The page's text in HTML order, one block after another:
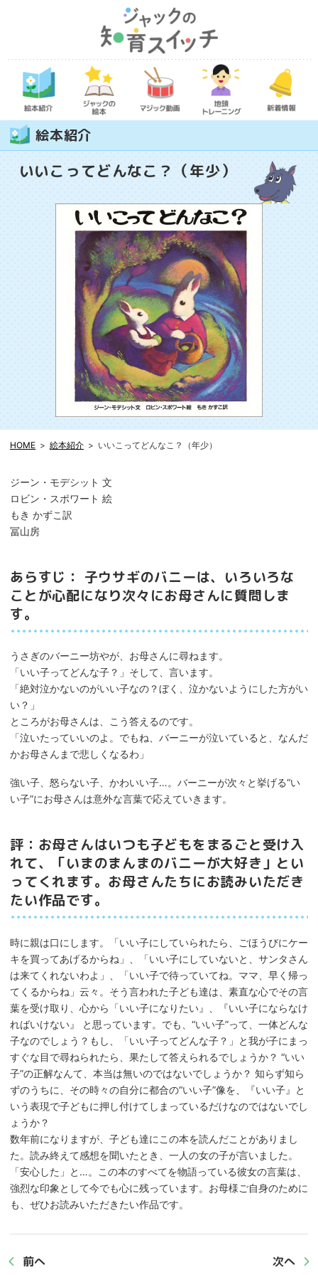
絵本紹介
いいこってどんなこ？（年少）
HOME 絵本紹介 いいこってどんなこ？（年少）
ジーン・モデシット 文
ロビン・スポワート 絵
もき かずこ訳
冨山房
あらすじ： 子ウサギのバニーは、いろいろな
ことが心配になり次々にお母さんに質問しま
す。
うさぎのバーニー坊やが、お母さんに尋ねます。
「いい子ってどんな子？」そして、言います。
「絶対泣かないのがいい子なの？ぼく、泣かないようにした方がい
い？」
ところがお母さんは、こう答えるのです。
「泣いたっていいのよ。でもね、バーニーが泣いていると、なんだ
かお母さんまで悲しくなるわ」
強い子、怒らない子、かわいい子…。バーニーが次々と挙げる“い
い子”にお母さんは意外な言葉で応えていきます。
評：お母さんはいつも子どもをまるごと受け入
れて、「いまのまんまのバニーが大好き」とい
ってくれます。お母さんたちにお読みいただき
たい作品です。
時に親は口にします。「いい子にしていられたら、ごほうびにケー
キを買ってあげるからね」、「いい子にしていないと、サンタさん
は来てくれないわよ」、「いい子で待っていてね。ママ、早く帰っ
てくるからね」云々。そう言われた子ども達は、素直な心でその言
葉を受け取り、心から「いい子になりたい』、『いい子にならなけ
ればいけない』 と思っています。でも、“いい子”って、一体どんな
子なのでしょう？もし、「いい子ってどんな子？」と我が子にまっ
すぐな目で尋ねられたら、果たして答えられるでしょうか？ “いい
子”の正解なんて、本当は無いのではないでしょうか？ 知らず知ら
ずのうちに、その時々の自分に都合の“いい子”像を、『いい子』と
いう表現で子どもに押し付けてしまっているだけなのではないでし
ょうか？
数年前になりますが、子ども達にこの本を読んだことがありまし
た。読み終えて感想を聞いたとき、一人の女の子が言いました。
「安心した」と…。この本のすべてを物語っている彼女の言葉は、
強烈な印象として今でも心に残っています。お母様ご自身のために
も、ぜひお読みいただきたい作品です。
前へ 次へ